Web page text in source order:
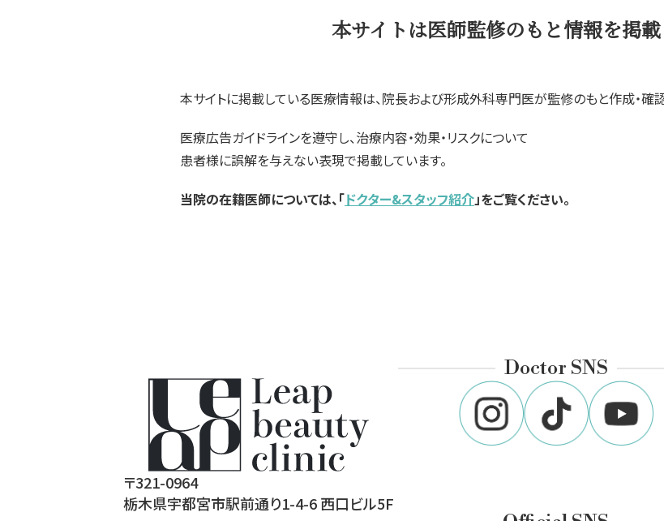
本サイトは医師監修のもと情報を掲
本サイトに掲載している医療情報は、院長および形成外科専門医が監修のもと作成・確認
医療広告ガイドラインを遵守し、治療内容・効果・リスクについて
患者様に誤解を与えない表現で掲載しています。
当院の在籍医師については、「ドクター&スタッフ紹介」をご覧ください。
〒321-0964
栃木県宇都宮市駅前通り1-4-6 西口ビル5F
Doctor SNS